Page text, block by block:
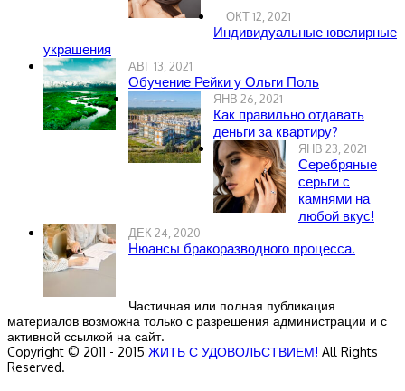
ОКТ 12, 2021
Индивидуальные ювелирные
украшения
АВГ 13, 2021
Обучение Рейки у Ольги Поль
ЯНВ 26, 2021
Как правильно отдавать
деньги за квартиру?
ЯНВ 23, 2021
Серебряные
серьги с
камнями на
любой вкус!
ДЕК 24, 2020
Нюансы бракоразводного процесса.
Частичная или полная публикация
материалов возможна только с разрешения администрации и с
активной ссылкой на сайт.
Copyright © 2011 - 2015 ЖИТЬ С УДОВОЛЬСТВИЕМ! All Rights
Reserved.